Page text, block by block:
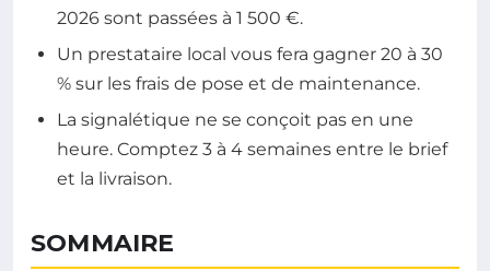
2026 sont passées à 1 500 €.
Un prestataire local vous fera gagner 20 à 30
% sur les frais de pose et de maintenance.
La signalétique ne se conçoit pas en une
heure. Comptez 3 à 4 semaines entre le brief
et la livraison.
SOMMAIRE